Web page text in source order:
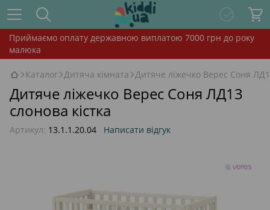
Приймаємо оплату державною виплатою 7000 грн до року
малюка
Каталог Дитяча кімната Дитяче ліжечко Верес Соня
Дитяче ліжечко Верес Соня ЛД13
слонова кістка
Артикул: 13.1.1.20.04 Написати відгук